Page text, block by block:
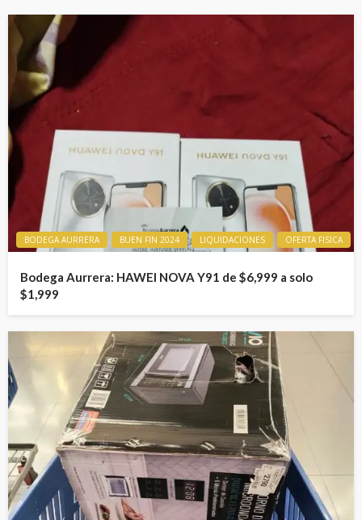
BODEGA AURRERA BUEN FIN 2024 LIQUIDACIONES OFERTA FISICA
Bodega Aurrera: HAWEI NOVA Y91 de $6,999 a solo
$1,999